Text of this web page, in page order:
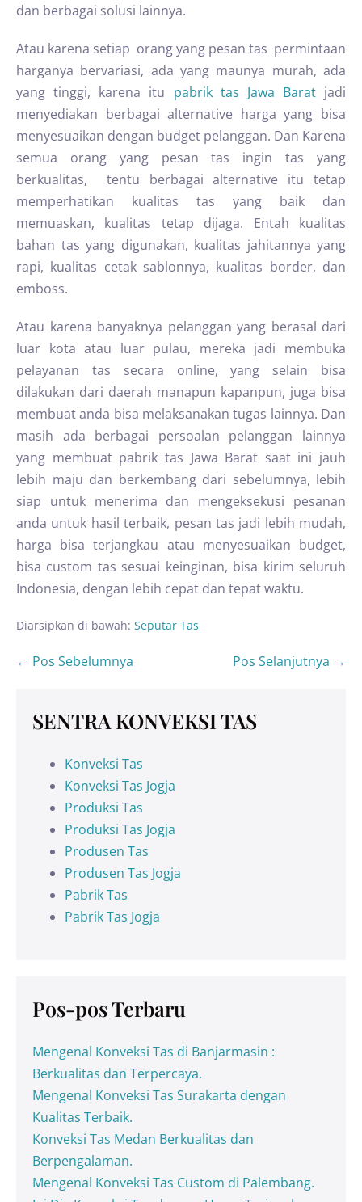
dan berbagai solusi lainnya.
Atau karena setiap orang yang pesan tas permintaan
harganya bervariasi, ada yang maunya murah, ada
yang tinggi, karena itu pabrik tas Jawa Baratjadi
menyediakan berbagai alternative harga yang bisa
menyesuaikan dengan budget pelanggan. Dan Karena
semua orang yang pesan tas ingin tas yang
berkualitas, tentu berbagai alternative itu tetap
memperhatikan kualitas tas yang baik dan
memuaskan, kualitas tetap dijaga. Entah kualitas
bahan tas yang digunakan, kualitas jahitannya yang
rapi, kualitas cetak sablonnya, kualitas border, dan
emboss.
Atau karena banyaknya pelanggan yang berasal dari
luar kota atau luar pulau, mereka jadi membuka
pelayanan tas secara online, yang selain bisa
dilakukan dari daerah manapun kapanpun, juga bisa
membuat anda bisa melaksanakan tugas lainnya. Dan
masih ada berbagai persoalan pelanggan lainnya
yang membuat pabrik tas Jawa Barat saat ini jauh
lebih maju dan berkembang dari sebelumnya, lebih
siap untuk menerima dan mengeksekusi pesanan
anda untuk hasil terbaik, pesan tas jadi lebih mudah,
harga bisa terjangkau atau menyesuaikan budget,
bisa custom tas sesuai keinginan, bisa kirim seluruh
Indonesia, dengan lebih cepat dan tepat waktu.
Diarsipkan di bawah: Seputar Tas
← Pos Sebelumnya Pos Selanjutnya →
SENTRA KONVEKSI TAS
Konveksi Tas
Konveksi Tas Jogja
Produksi Tas
Produksi Tas Jogja
Produsen Tas
Produsen Tas Jogja
Pabrik Tas
Pabrik Tas Jogja
Pos-pos Terbaru
Mengenal Konveksi Tas di Banjarmasin :
Berkualitas dan Terpercaya.
Mengenal Konveksi Tas Surakarta dengan
Kualitas Terbaik.
Konveksi Tas Medan Berkualitas dan
Berpengalaman.
Mengenal Konveksi Tas Custom di Palembang.